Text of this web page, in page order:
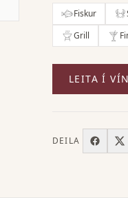
Fiskur
Grill
LEITA Í
DEILA